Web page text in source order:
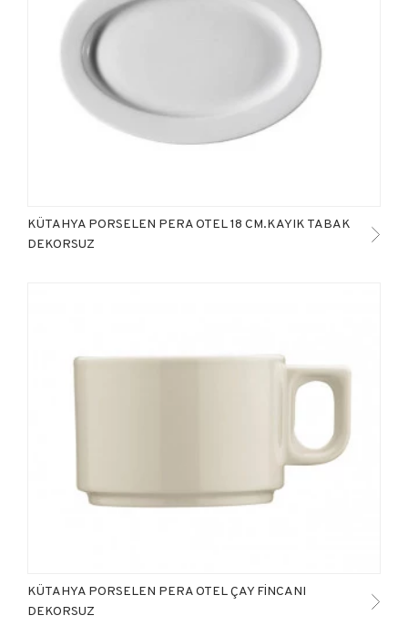
KÜTAHYA PORSELEN PERA OTEL 18 CM.KAYIK TABAK
DEKORSUZ
KÜTAHYA PORSELEN PERA OTEL ÇAY FİNCANI
DEKORSUZ